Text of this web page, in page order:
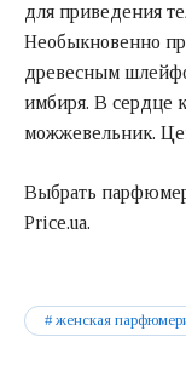
для приведения
Необыкновенно
древесным
имбиря. В сердце
можжевельник.
Выбрать
Price.ua.
женская